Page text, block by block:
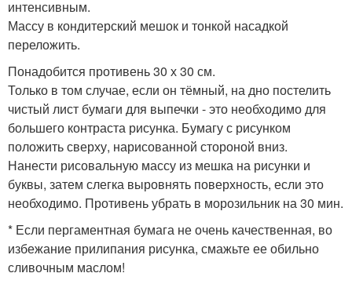
интенсивным.
Массу в кондитерский мешок и тонкой насадкой
переложить.
Понадобится противень 30 х 30 см.
Только в том случае, если он тёмный, на дно постелить
чистый лист бумаги для выпечки - это необходимо для
большего контраста рисунка. Бумагу с рисунком
положить сверху, нарисованной стороной вниз.
Нанести рисовальную массу из мешка на рисунки и
буквы, затем слегка выровнять поверхность, если это
необходимо. Противень убрать в морозильник на 30 мин.
* Если пергаментная бумага не очень качественная, во
избежание прилипания рисунка, смажьте ее обильно
сливочным маслом!